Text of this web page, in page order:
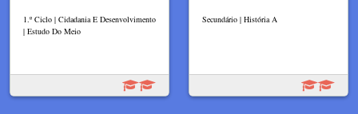
1.º Ciclo | Cidadania E Desenvolvimento
| Estudo Do Meio
Secundário | História A